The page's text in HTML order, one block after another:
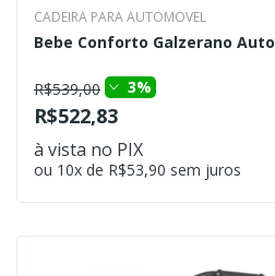
CADEIRA PARA AUTOMOVEL
Bebe Conforto Galzerano
R$539,00 3%
R$522,83
à vista no PIX
ou 10x de R$53,90 sem juros